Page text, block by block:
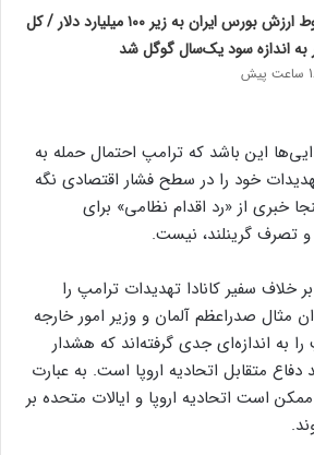
سقوط ارزش بورس ایران به زیر ۱۰۰ میلیارد دلار / کل
به اندازه سود یک‌سال گوگل شد
این باشد که ترامپ احتمال حمله به
خود را در سطح فشار اقتصادی نگه
خبری از «رد اقدام نظامی» برای
و تصرف گرینلند، نیست.
خلاف سفیر کانادا تهدیدات ترامپ را
مثال صدراعظم آلمان و وزیر امور خارجه
به اندازه‌ای جدی گرفته‌اند که هشدار
دفاع متقابل اتحادیه اروپا است. به عبارت
است اتحادیه اروپا و ایالات متحده بر